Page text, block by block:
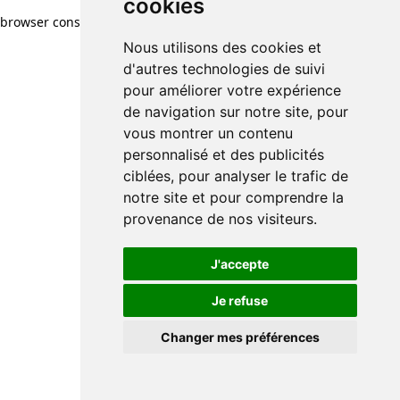
cookies
Nous utilisons des cookies et
d'autres technologies de suivi
pour améliorer votre expérience
de navigation sur notre site, pour
vous montrer un contenu
personnalisé et des publicités
ciblées, pour analyser le trafic de
notre site et pour comprendre la
provenance de nos visiteurs.
J'accepte
Je refuse
Changer mes préférences
browser console for more information)